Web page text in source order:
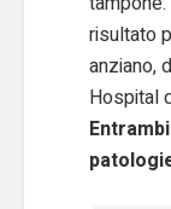
risultato
anziano,
Hospital